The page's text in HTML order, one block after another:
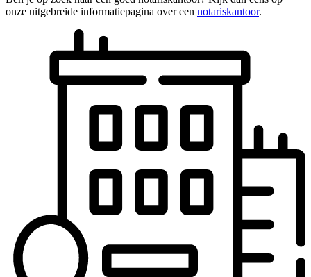
onze uitgebreide informatiepagina over een notariskantoor.